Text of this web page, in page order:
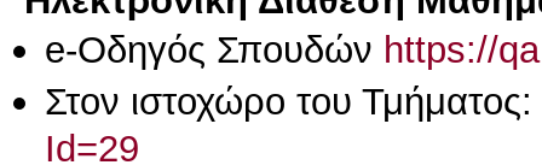
e-Οδηγός Σπουδών https://
Στον ιστοχώρο του Τμήματος:
Id=29